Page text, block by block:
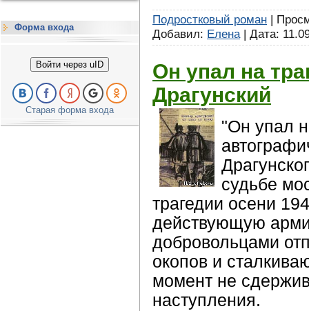
Форма входа
Войти через uID
Старая форма входа
Подростковый роман |
Добавил: Елена | Дата:
Он упал на
Драгунский
"Он упал
судьбе
трагедии осени
действующую
добровольцами
окопов и
момент не
наступления.